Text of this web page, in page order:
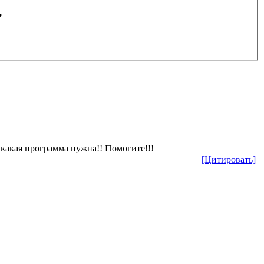
[Цитировать]
программа нужна!! Помогите!!!